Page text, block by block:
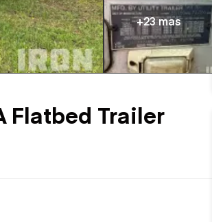
Trailers
Remolques volcados
Remolques de
plataforma
Remolques de troncos
+23 mas
Flatbed Trailer